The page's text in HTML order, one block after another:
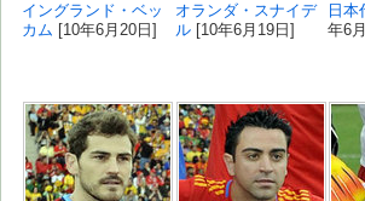
イングランド・ベッ
カム [10年6月20日]
オランダ・スナイデ
ル[10年6月19日]
日本
年6